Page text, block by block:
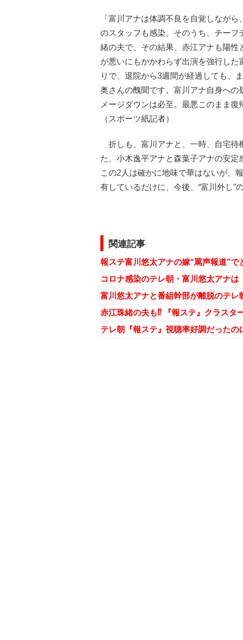
「富川アナは体調不良を自覚しなが
のスタッフも感染。そのうち、チー
緒の夫で、その結果、赤江アナも陽
が悪いにもかかわらず出演を強行し
りで、退院から3週間が経過しても、
奥さんの醜聞です。富川アナ自身への
メージダウンは必至。最悪このまま復
（スポーツ紙記者）
折しも、富川アナと、一時、自宅待
た、小木逸平アナと森葉子アナの安定
この2人は確かに地味で華はないが、
有しているだけに、今後、“富川外し”
関連記事
報ステ富川悠太アナの嫁“罵声報道”で
富川悠太アナと番組幹部が離脱のテ
赤江珠緒の夫も⁉ 『報ステ』クラスタ
テレ朝『報ステ』視聴率好調だった